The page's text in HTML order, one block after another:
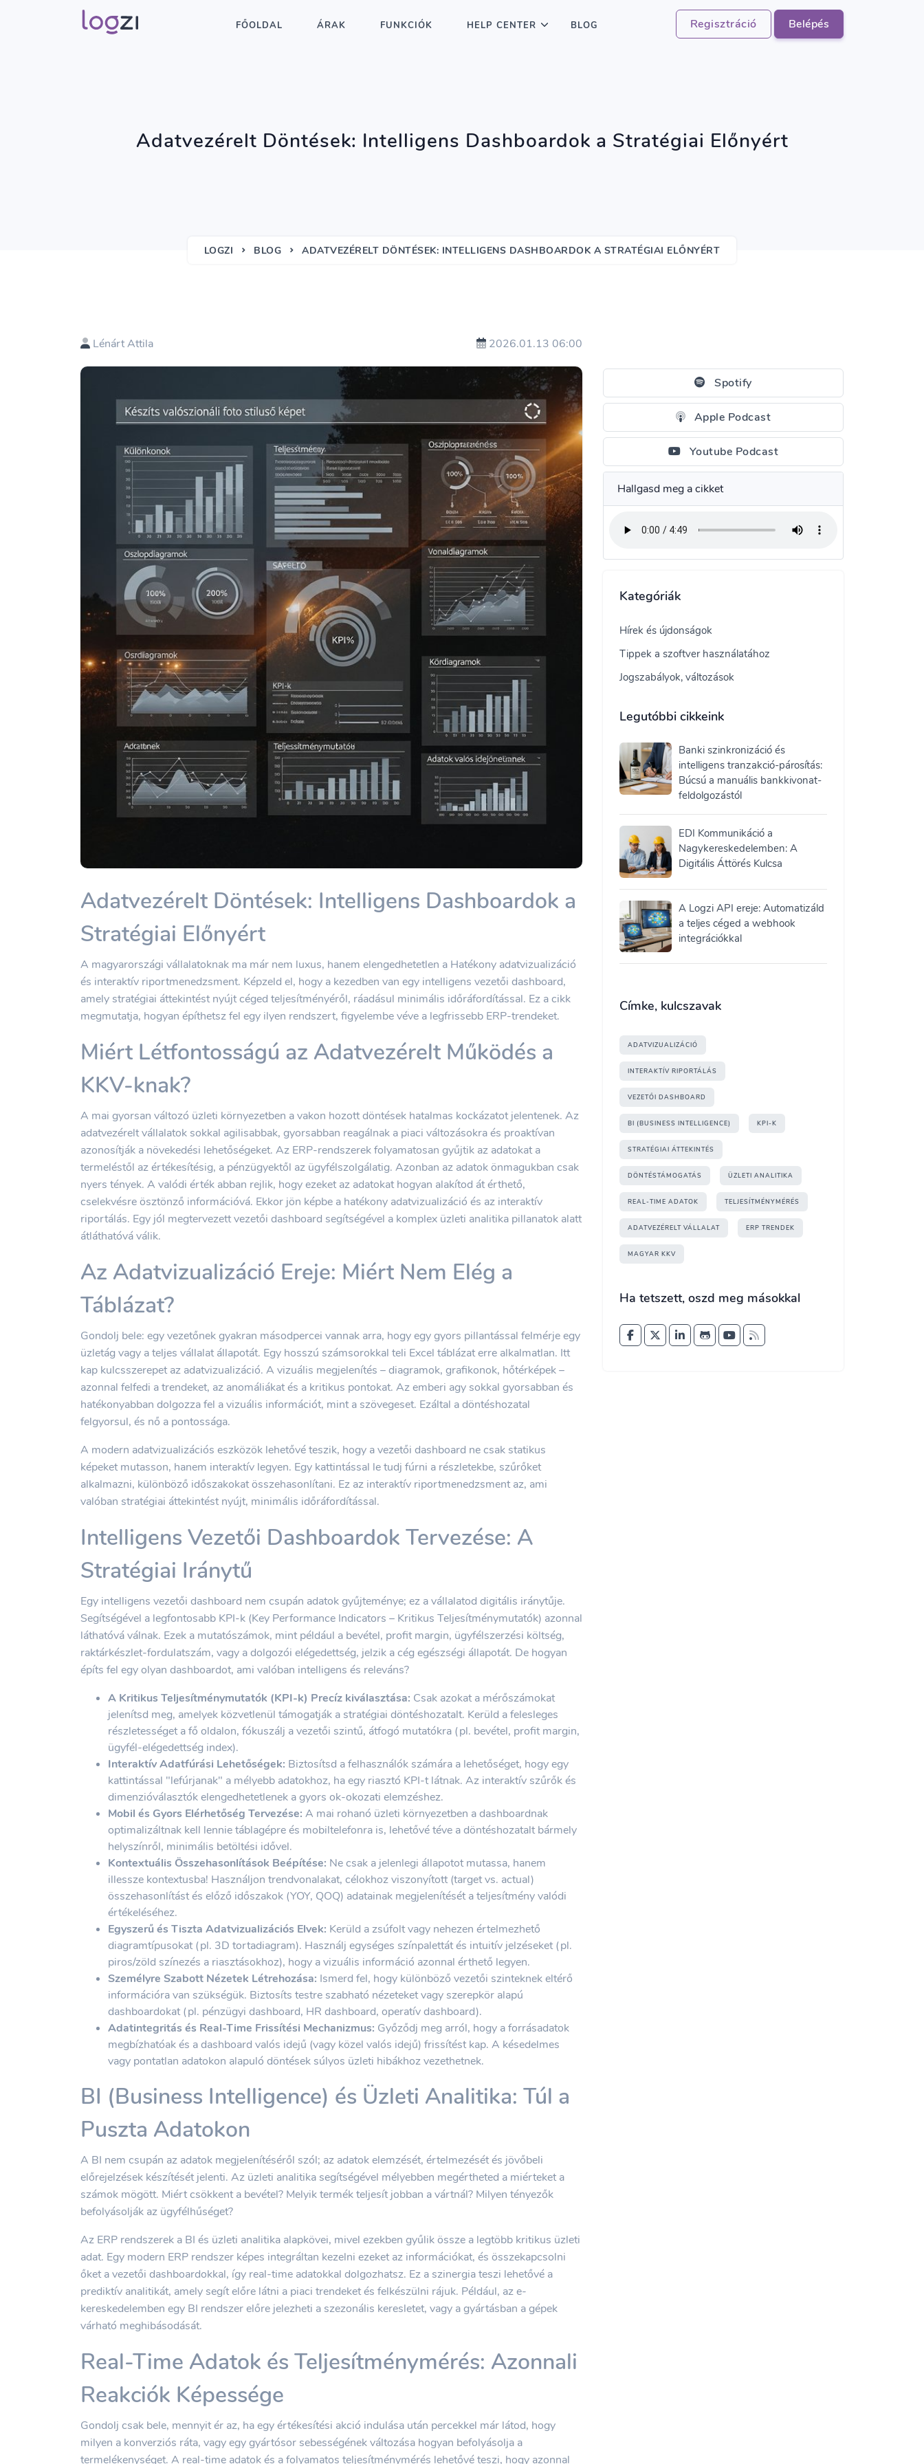
Regisztráció Belépés
FŐOLDAL ÁRAK FUNKCIÓK HELP CENTER BLOG
Adatvezérelt Döntések: Intelligens Dashboardok a Stratégiai Előnyért
LOGZI BLOG ADATVEZÉRELT DÖNTÉSEK: INTELLIGENS DASHBOARDOK A STRATÉGIAI ELŐNYÉRT
Lénárt Attila 2026.01.13 06:00
Adatvezérelt Döntések: Intelligens Dashboardok a
Stratégiai Előnyért
A magyarországi vállalatoknak ma már nem luxus, hanem elengedhetetlen a Hatékony adatvizualizáció
és interaktív riportmenedzsment. Képzeld el, hogy a kezedben van egy intelligens vezetői dashboard,
amely stratégiai áttekintést nyújt céged teljesítményéről, ráadásul minimális időráfordítással. Ez a cikk
megmutatja, hogyan építhetsz fel egy ilyen rendszert, figyelembe véve a legfrissebb ERP-trendeket.
Miért Létfontosságú az Adatvezérelt Működés a
KKV-knak?
A mai gyorsan változó üzleti környezetben a vakon hozott döntések hatalmas kockázatot jelentenek. Az
adatvezérelt vállalatok sokkal agilisabbak, gyorsabban reagálnak a piaci változásokra és proaktívan
azonosítják a növekedési lehetőségeket. Az ERP-rendszerek folyamatosan gyűjtik az adatokat a
termeléstől az értékesítésig, a pénzügyektől az ügyfélszolgálatig. Azonban az adatok önmagukban csak
nyers tények. A valódi érték abban rejlik, hogy ezeket az adatokat hogyan alakítod át érthető,
cselekvésre ösztönző információvá. Ekkor jön képbe a hatékony adatvizualizáció és az interaktív
riportálás. Egy jól megtervezett vezetői dashboard segítségével a komplex üzleti analitika pillanatok alatt
átláthatóvá válik.
Az Adatvizualizáció Ereje: Miért Nem Elég a
Táblázat?
Gondolj bele: egy vezetőnek gyakran másodpercei vannak arra, hogy egy gyors pillantással felmérje egy
üzletág vagy a teljes vállalat állapotát. Egy hosszú számsorokkal teli Excel táblázat erre alkalmatlan. Itt
kap kulcsszerepet az adatvizualizáció. A vizuális megjelenítés – diagramok, grafikonok, hőtérképek –
azonnal felfedi a trendeket, az anomáliákat és a kritikus pontokat. Az emberi agy sokkal gyorsabban és
hatékonyabban dolgozza fel a vizuális információt, mint a szövegeset. Ezáltal a döntéshozatal
felgyorsul, és nő a pontossága.
A modern adatvizualizációs eszközök lehetővé teszik, hogy a vezetői dashboard ne csak statikus
képeket mutasson, hanem interaktív legyen. Egy kattintással le tudj fúrni a részletekbe, szűrőket
alkalmazni, különböző időszakokat összehasonlítani. Ez az interaktív riportmenedzsment az, ami
valóban stratégiai áttekintést nyújt, minimális időráfordítással.
Intelligens Vezetői Dashboardok Tervezése: A
Stratégiai Iránytű
Egy intelligens vezetői dashboard nem csupán adatok gyűjteménye; ez a vállalatod digitális iránytűje.
Segítségével a legfontosabb KPI-k (Key Performance Indicators – Kritikus Teljesítménymutatók) azonnal
láthatóvá válnak. Ezek a mutatószámok, mint például a bevétel, profit margin, ügyfélszerzési költség,
raktárkészlet-fordulatszám, vagy a dolgozói elégedettség, jelzik a cég egészségi állapotát. De hogyan
építs fel egy olyan dashboardot, ami valóban intelligens és releváns?
A Kritikus Teljesítménymutatók (KPI-k) Precíz kiválasztása: Csak azokat a mérőszámokat
jelenítsd meg, amelyek közvetlenül támogatják a stratégiai döntéshozatalt. Kerüld a felesleges
részletességet a fő oldalon, fókuszálj a vezetői szintű, átfogó mutatókra (pl. bevétel, profit margin,
ügyfél-elégedettség index).
Interaktív Adatfúrási Lehetőségek: Biztosítsd a felhasználók számára a lehetőséget, hogy egy
kattintással "lefúrjanak" a mélyebb adatokhoz, ha egy riasztó KPI-t látnak. Az interaktív szűrők és
dimenzióválasztók elengedhetetlenek a gyors ok-okozati elemzéshez.
Mobil és Gyors Elérhetőség Tervezése: A mai rohanó üzleti környezetben a dashboardnak
optimalizáltnak kell lennie táblagépre és mobiltelefonra is, lehetővé téve a döntéshozatalt bármely
helyszínről, minimális betöltési idővel.
Kontextuális Összehasonlítások Beépítése: Ne csak a jelenlegi állapotot mutassa, hanem
illessze kontextusba! Használjon trendvonalakat, célokhoz viszonyított (target vs. actual)
összehasonlítást és előző időszakok (YOY, QOQ) adatainak megjelenítését a teljesítmény valódi
értékeléséhez.
Egyszerű és Tiszta Adatvizualizációs Elvek: Kerüld a zsúfolt vagy nehezen értelmezhető
diagramtípusokat (pl. 3D tortadiagram). Használj egységes színpalettát és intuitív jelzéseket (pl.
piros/zöld színezés a riasztásokhoz), hogy a vizuális információ azonnal érthető legyen.
Személyre Szabott Nézetek Létrehozása: Ismerd fel, hogy különböző vezetői szinteknek eltérő
információra van szükségük. Biztosíts testre szabható nézeteket vagy szerepkör alapú
dashboardokat (pl. pénzügyi dashboard, HR dashboard, operatív dashboard).
Adatintegritás és Real-Time Frissítési Mechanizmus: Győződj meg arról, hogy a forrásadatok
megbízhatóak és a dashboard valós idejű (vagy közel valós idejű) frissítést kap. A késedelmes
vagy pontatlan adatokon alapuló döntések súlyos üzleti hibákhoz vezethetnek.
BI (Business Intelligence) és Üzleti Analitika: Túl a
Puszta Adatokon
A BI nem csupán az adatok megjelenítéséről szól; az adatok elemzését, értelmezését és jövőbeli
előrejelzések készítését jelenti. Az üzleti analitika segítségével mélyebben megértheted a miérteket a
számok mögött. Miért csökkent a bevétel? Melyik termék teljesít jobban a vártnál? Milyen tényezők
befolyásolják az ügyfélhűséget?
Az ERP rendszerek a BI és üzleti analitika alapkövei, mivel ezekben gyűlik össze a legtöbb kritikus üzleti
adat. Egy modern ERP rendszer képes integráltan kezelni ezeket az információkat, és összekapcsolni
őket a vezetői dashboardokkal, így real-time adatokkal dolgozhatsz. Ez a szinergia teszi lehetővé a
prediktív analitikát, amely segít előre látni a piaci trendeket és felkészülni rájuk. Például, az e-
kereskedelemben egy BI rendszer előre jelezheti a szezonális keresletet, vagy a gyártásban a gépek
várható meghibásodását.
Real-Time Adatok és Teljesítménymérés: Azonnali
Reakciók Képessége
Gondolj csak bele, mennyit ér az, ha egy értékesítési akció indulása után percekkel már látod, hogy
milyen a konverziós ráta, vagy egy gyártósor sebességének változása hogyan befolyásolja a
termelékenységet. A real-time adatok és a folyamatos teljesítménymérés lehetővé teszi, hogy azonnal
Spotify
Apple Podcast
Youtube Podcast
Hallgasd meg a cikket
Kategóriák
Hírek és újdonságok
Tippek a szoftver használatához
Jogszabályok, változások
Legutóbbi cikkeink
Banki szinkronizáció és
intelligens tranzakció-párosítás:
Búcsú a manuális bankkivonat-
feldolgozástól
EDI Kommunikáció a
Nagykereskedelemben: A
Digitális Áttörés Kulcsa
A Logzi API ereje: Automatizáld
a teljes céged a webhook
integrációkkal
Címke, kulcszavak
ADATVIZUALIZÁCIÓ
INTERAKTÍV RIPORTÁLÁS
VEZETŐI DASHBOARD
BI (BUSINESS INTELLIGENCE) KPI-K
STRATÉGIAI ÁTTEKINTÉS
DÖNTÉSTÁMOGATÁS ÜZLETI ANALITIKA
REAL-TIME ADATOK TELJESÍTMÉNYMÉRÉS
ADATVEZÉRELT VÁLLALAT ERP TRENDEK
MAGYAR KKV
Ha tetszett, oszd meg másokkal